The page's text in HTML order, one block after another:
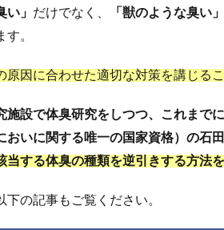
」 だけでなく、 「獣のような臭い」
。
因に合わせた適切な対策を講じるこ
設で体臭研究をしつつ、これまで
おいに関する唯一の国家資格）の石田
する体臭の種類を逆引きする方法を
の記事もご覧ください。